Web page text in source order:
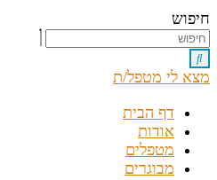
חיפוש
מצא לי מטפל/ת
דף הבית
אודות
מטפלים
מבוגרים